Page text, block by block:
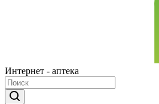
Интернет - аптека